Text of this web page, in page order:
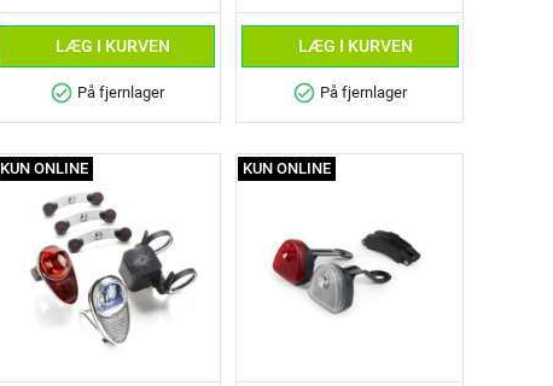
LÆG I KURVEN
check_circle På fjernlager
LÆG I KURVEN
check_circle På fjernlager
KUN ONLINE KUN ONLINE